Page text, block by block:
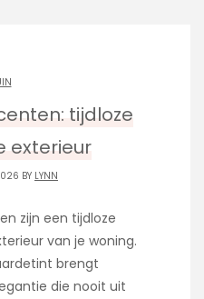
tijdloze
exterieur
BY LYNN
zijn een tijdloze
van je woning.
brengt
die nooit uit